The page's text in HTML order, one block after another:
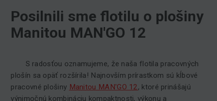
Posilnili sme flotilu o plošiny
Manitou MAN'GO 12
S radosťou oznamujeme, že naša flotila pracovných
plošín sa opäť rozšírila! Najnovším prírastkom sú kĺbové
pracovné plošiny Manitou MAN'GO 12 , ktoré prinášajú
výnimočnú kombináciu kompaktnosti, výkonu a